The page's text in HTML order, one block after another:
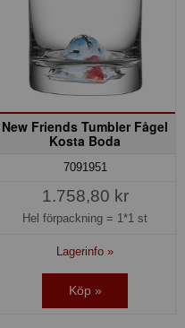
New Friends Tumbler Fågel
Kosta Boda
7091951
1.758,80 kr
Hel förpackning = 1*1 st
Lagerinfo »
Köp »